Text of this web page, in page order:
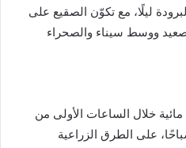
ليلًا، مع تكوّن الصقيع على
ووسط سيناء والصحراء
خلال الساعات الأولى من
من الساعة 3 حتى 10 صباحًا، على الطرق الزراعية